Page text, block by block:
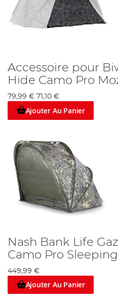
Accessoire pour
Hide Camo Pro
79,99 € 71,10 €
Ajouter Au Panier
Nash Bank Life
Camo Pro
449,99 €
Ajouter Au Panier